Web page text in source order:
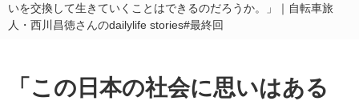
いを交換して生きていくことはできるのだろうか。」｜自転車旅
人・西川昌徳さんのdailylife stories#最終回
「この日本の社会に思いはある